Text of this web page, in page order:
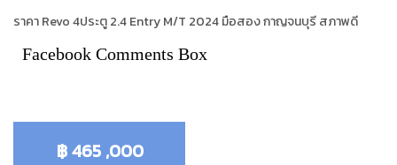
ราคา Revo 4ประตู 2.4 Entry M/T 2024 มือสอง กาญจนบุรี สภาพดี
Facebook Comments Box
฿ 465 ,000